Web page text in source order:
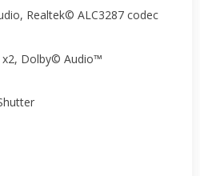
Realtek© ALC3287 codec
x2, Dolby© Audio™